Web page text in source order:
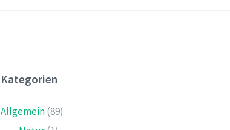
Kategorien
Allgemein(89)